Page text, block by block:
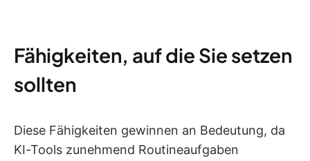
Fähigkeiten, auf die Sie setzen
sollten
Diese Fähigkeiten gewinnen an Bedeutung, da
KI-Tools zunehmend Routineaufgaben